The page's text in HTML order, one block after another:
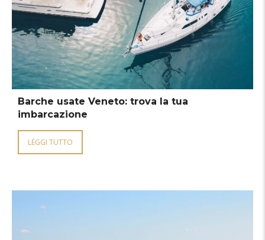
Barche usate Veneto: trova la tua
imbarcazione
LEGGI TUTTO